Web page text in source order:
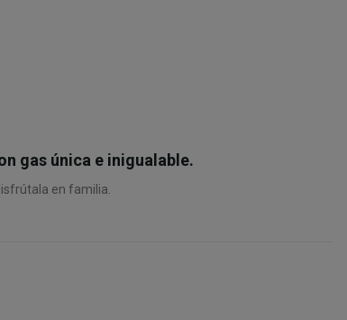
gas única e inigualable.
en familia.